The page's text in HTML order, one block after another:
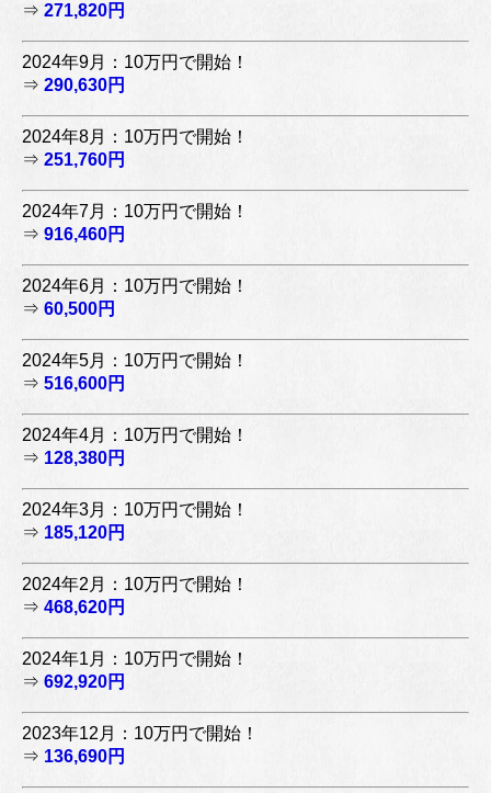
⇒ 271,820円
2024年9月：10万円で開始！
⇒ 290,630円
2024年8月：10万円で開始！
⇒ 251,760円
2024年7月：10万円で開始！
⇒ 916,460円
2024年6月：10万円で開始！
⇒ 60,500円
2024年5月：10万円で開始！
⇒ 516,600円
2024年4月：10万円で開始！
⇒ 128,380円
2024年3月：10万円で開始！
⇒ 185,120円
2024年2月：10万円で開始！
⇒ 468,620円
2024年1月：10万円で開始！
⇒ 692,920円
2023年12月：10万円で開始！
⇒ 136,690円